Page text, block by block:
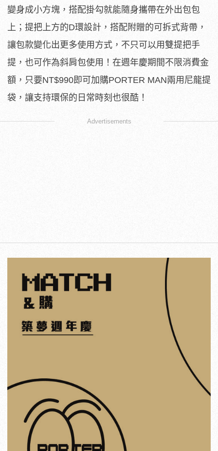
變身成小方塊，搭配掛勾就能隨身攜帶在外出包包
上；提把上方的D環設計，搭配附贈的可拆式背帶，
讓包款變化出更多使用方式，不只可以用雙提把手
提，也可作為斜肩包使用！在週年慶期間不限消費金
額，只要NT$990即可加購PORTER MAN兩用尼龍提
袋，讓支持環保的日常時刻也很酷！
Advertisements